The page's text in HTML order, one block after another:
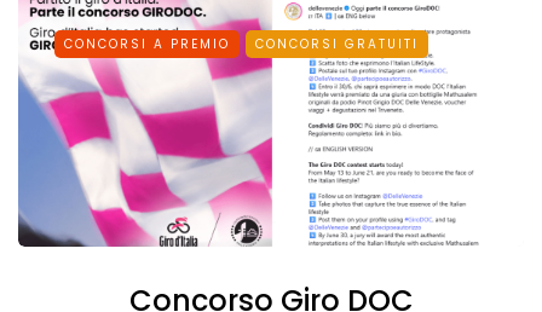
CONCORSI A PREMIO CONCORSI GRATUITI
Concorso Giro DOC